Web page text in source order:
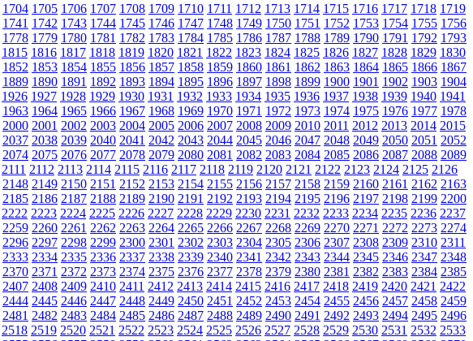
1704 1705 1706 1707 1708 1709 1710 1711 1712 1713 1714 1715 1716 1717 1718 1719
1741 1742 1743 1744 1745 1746 1747 1748 1749 1750 1751 1752 1753 1754 1755 1756
1778 1779 1780 1781 1782 1783 1784 1785 1786 1787 1788 1789 1790 1791 1792 1793
1815 1816 1817 1818 1819 1820 1821 1822 1823 1824 1825 1826 1827 1828 1829 1830
1852 1853 1854 1855 1856 1857 1858 1859 1860 1861 1862 1863 1864 1865 1866 1867
1889 1890 1891 1892 1893 1894 1895 1896 1897 1898 1899 1900 1901 1902 1903 1904
1926 1927 1928 1929 1930 1931 1932 1933 1934 1935 1936 1937 1938 1939 1940 1941
1963 1964 1965 1966 1967 1968 1969 1970 1971 1972 1973 1974 1975 1976 1977 1978
2000 2001 2002 2003 2004 2005 2006 2007 2008 2009 2010 2011 2012 2013 2014 2015
2037 2038 2039 2040 2041 2042 2043 2044 2045 2046 2047 2048 2049 2050 2051 2052
2074 2075 2076 2077 2078 2079 2080 2081 2082 2083 2084 2085 2086 2087 2088 2089
2111 2112 2113 2114 2115 2116 2117 2118 2119 2120 2121 2122 2123 2124 2125 2126
2148 2149 2150 2151 2152 2153 2154 2155 2156 2157 2158 2159 2160 2161 2162 2163
2185 2186 2187 2188 2189 2190 2191 2192 2193 2194 2195 2196 2197 2198 2199 2200
2222 2223 2224 2225 2226 2227 2228 2229 2230 2231 2232 2233 2234 2235 2236 2237
2259 2260 2261 2262 2263 2264 2265 2266 2267 2268 2269 2270 2271 2272 2273 2274
2296 2297 2298 2299 2300 2301 2302 2303 2304 2305 2306 2307 2308 2309 2310 2311
2333 2334 2335 2336 2337 2338 2339 2340 2341 2342 2343 2344 2345 2346 2347 2348
2370 2371 2372 2373 2374 2375 2376 2377 2378 2379 2380 2381 2382 2383 2384 2385
2407 2408 2409 2410 2411 2412 2413 2414 2415 2416 2417 2418 2419 2420 2421 2422
2444 2445 2446 2447 2448 2449 2450 2451 2452 2453 2454 2455 2456 2457 2458 2459
2481 2482 2483 2484 2485 2486 2487 2488 2489 2490 2491 2492 2493 2494 2495 2496
2518 2519 2520 2521 2522 2523 2524 2525 2526 2527 2528 2529 2530 2531 2532 2533